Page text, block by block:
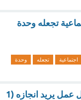
تجعله وحدة
اجتماعية تجعله
وحدة
من صفات مدير المنزل الناجح ان يكون منظم ومخطط لكل عمل يريد انجازه (1